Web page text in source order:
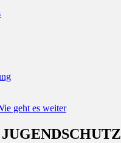
geht es weiter